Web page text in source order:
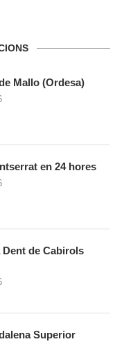
Mallo (Ordesa)
en 24 hores
de Cabirols
Superior